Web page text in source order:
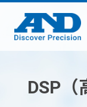
DSP（